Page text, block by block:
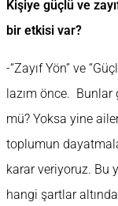
Kişiye güçlü ve
bir etkisi var?
-“Zayıf Yön” ve
lazım önce. Bunlar
mü? Yoksa yine
toplumun
karar veriyoruz. Bu
hangi şartlar altında